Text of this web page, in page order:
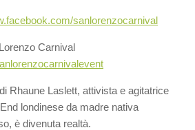
sanlorenzocarnival
Carnival
Rhaune Laslett, attivista e agitatrice
londinese da madre nativa
è divenuta realtà.